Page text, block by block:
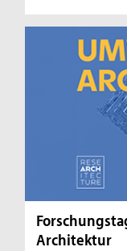
Architektur